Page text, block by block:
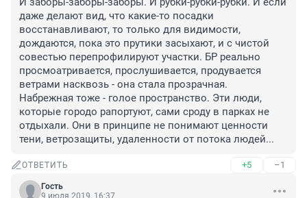
даже делают вид, что какие-то посадки
восстанавливают, то только для видимости,
дождаются, пока это прутики засыхают, и с чистой
совестью перепрофилируют участки. БР реально
просмоатривается, прослушивается, продувается
ветрами насквозь - она стала прозрачная.
Набрежная тоже - голое пространство. Эти люди,
которые городо рапортуют, сами сроду в парках не
отдыхали. Они в принципе не понимают ценности
тени, ветрозащиты, удаленности от потока людей...
ОТВЕТИТЬ +5 –1
Гость
9 июля 2019, 16:37